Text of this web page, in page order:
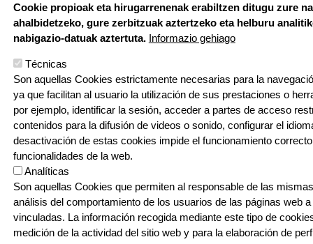
Imagen
© Larramendi Ikastola - Todos los derechos reservados
Tel.: 94 674 9080
Cookie propioak eta hirugarrenenak erabiltzen ditugu zure
ahalbidetzeko, gure zerbitzuak aztertzeko eta helburu
nabigazio-datuak aztertuta. Informazio gehiago
Técnicas
Son aquellas Cookies estrictamente necesarias para la
ya que facilitan al usuario la utilización de sus prestaciones o
por ejemplo, identificar la sesión, acceder a partes de acceso
contenidos para la difusión de videos o sonido, configurar el
desactivación de estas cookies impide el funcionamiento
funcionalidades de la web.
Analíticas
Son aquellas Cookies que permiten al responsable de las
análisis del comportamiento de los usuarios de las páginas web
vinculadas. La información recogida mediante este tipo de
medición de la actividad del sitio web y para la elaboración de